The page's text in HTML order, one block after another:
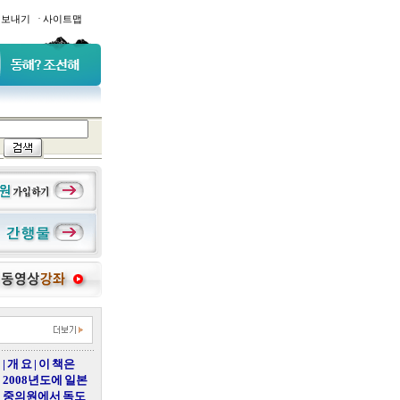
내기 · 사이트맵
| 개 요 | 이 책은
2008년도에 일본
중의원에서 독도